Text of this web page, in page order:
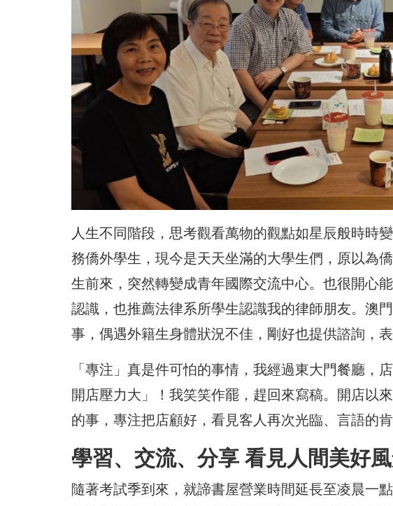
人生不同階段，思考觀看萬物的觀點如星辰般時時
務僑外學生，現今是天天坐滿的大學生們，原以為
生前來，突然轉變成青年國際交流中心。也很開心
認識，也推薦法律系所學生認識我的律師朋友。澳
事，偶遇外籍生身體狀況不佳，剛好也提供諮詢，表
「專注」真是件可怕的事情，我經過東大門餐廳，
開店壓力大」！我笑笑作罷，趕回來寫稿。開店以
的事，專注把店顧好，看見客人再次光臨、言語的
學習、交流、分享 看見人間美好
隨著考試季到來，就諦書屋營業時間延長至凌晨一